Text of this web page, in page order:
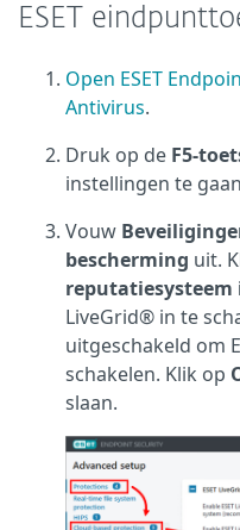
ESET
Open ESET
Antivirus.
Druk op de F5-
instellingen te
Vouw
bescherming uit.
reputatiesysteem
LiveGrid® in te
uitgeschakeld om
schakelen. Klik op
slaan.